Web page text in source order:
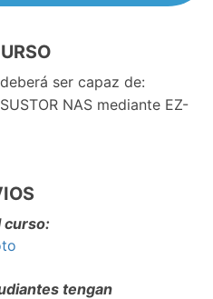
ser capaz de:
NAS mediante EZ-
curso:
tengan